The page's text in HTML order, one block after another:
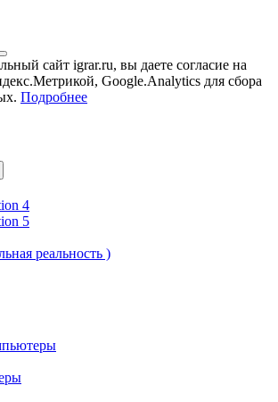
сайт igrar.ru, вы даете согласие на
Google.Analytics для сбора
Подробнее
4
5
реальность )